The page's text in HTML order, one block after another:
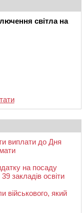
світла на
виплати до Дня
на посаду
закладів освіти
військового, який